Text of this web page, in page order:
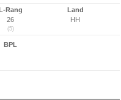
L-Rang
26
(5)
Land
HH
BPL